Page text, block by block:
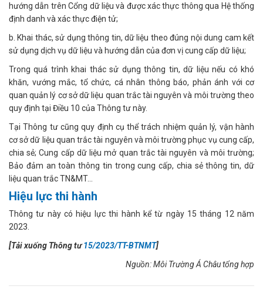
hướng dẫn trên Cổng dữ liệu và được xác thực thông qua Hệ thống
định danh và xác thực điện tử;
b. Khai thác, sử dụng thông tin, dữ liệu theo đúng nội dung cam kết
sử dụng dịch vụ dữ liệu và hướng dẫn của đơn vị cung cấp dữ liệu;
Trong quá trình khai thác sử dụng thông tin, dữ liệu nếu có khó
khăn, vướng mắc, tổ chức, cá nhân thông báo, phản ánh với cơ
quan quản lý cơ sở dữ liệu quan trắc tài nguyên và môi trường theo
quy định tại Điều 10 của Thông tư này.
Tại Thông tư cũng quy định cụ thể trách nhiệm quản lý, vận hành
cơ sở dữ liệu quan trắc tài nguyên và môi trường phục vụ cung cấp,
chia sẻ; Cung cấp dữ liệu mở quan trắc tài nguyên và môi trường;
Bảo đảm an toàn thông tin trong cung cấp, chia sẻ thông tin, dữ
liệu quan trắc TN&MT...
Hiệu lực thi hành
Thông tư này có hiệu lực thi hành kể từ ngày 15 tháng 12 năm
2023.
[Tải xuống Thông tư 15/2023/TT-BTNMT]
Nguồn: Môi Trường Á Châu tổng hợp